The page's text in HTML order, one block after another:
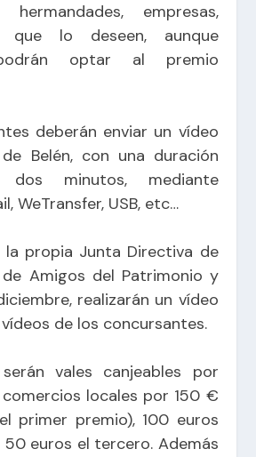
hermandades, empresas,
que lo deseen, aunque
optar al premio
deberán enviar un vídeo
Belén, con una duración
minutos, mediante
WeTransfer, USB, etc…
la propia Junta Directiva de
Amigos del Patrimonio y
realizarán un vídeo
de los concursantes.
vales canjeables por
locales por 150 €
primer premio), 100 euros
50 euros el tercero. Además